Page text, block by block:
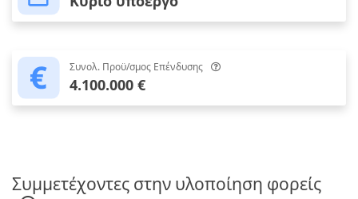
Συνολ. Προϋ/σμος Επένδυσης
4.100.000 €
Συμμετέχοντες στην υλοποίηση φορείς